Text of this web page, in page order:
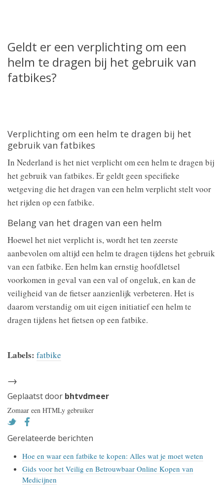
Geldt er een verplichting om een
helm te dragen bij het gebruik van
fatbikes?
Verplichting om een helm te dragen bij het
gebruik van fatbikes
In Nederland is het niet verplicht om een helm te dragen bij
het gebruik van fatbikes. Er geldt geen specifieke
wetgeving die het dragen van een helm verplicht stelt voor
het rijden op een fatbike.
Belang van het dragen van een helm
Hoewel het niet verplicht is, wordt het ten zeerste
aanbevolen om altijd een helm te dragen tijdens het gebruik
van een fatbike. Een helm kan ernstig hoofdletsel
voorkomen in geval van een val of ongeluk, en kan de
veiligheid van de fietser aanzienlijk verbeteren. Het is
daarom verstandig om uit eigen initiatief een helm te
dragen tijdens het fietsen op een fatbike.
Labels: fatbike
→
Geplaatst door bhtvdmeer
Zomaar een HTMLy gebruiker
Gerelateerde berichten
Hoe en waar een fatbike te kopen: Alles wat je moet weten
Gids voor het Veilig en Betrouwbaar Online Kopen van
Medicijnen